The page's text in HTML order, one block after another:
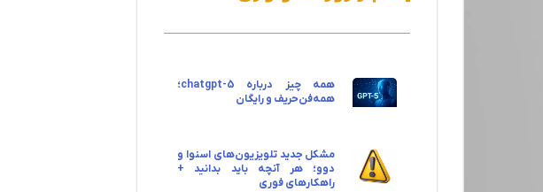
همه چیز درباره chatgpt-5؛
همه‌فن‌حریف و رایگان
مشکل جدید تلویزیون‌های اسنوا و
دوو؛ هر آنچه باید بدانید +
راهکارهای فوری